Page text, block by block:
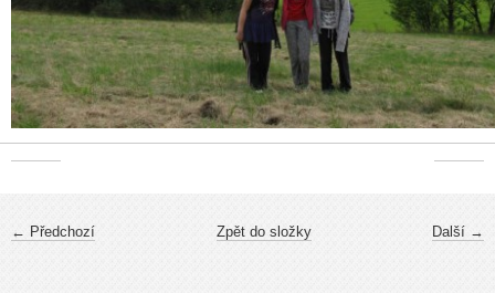
← Předchozí Další →
Zpět do složky